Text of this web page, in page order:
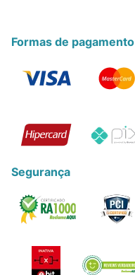
Formas de pagamento
Segurança